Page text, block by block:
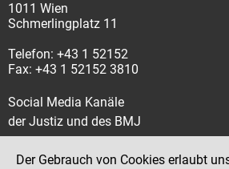
1011 Wien
Schmerlingplatz 11
Telefon: +43 1 52152
Fax: +43 1 52152 3810
Social Media Kanäle
der Justiz und des BMJ
Der Gebrauch von Cookies erlaubt